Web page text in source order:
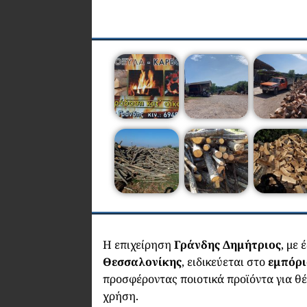
Η επιχείρησηΓράνδης Δημήτριος, με
Θεσσαλονίκης, ειδικεύεται στο
προσφέροντας ποιοτικά προϊόντα για
χρήση.